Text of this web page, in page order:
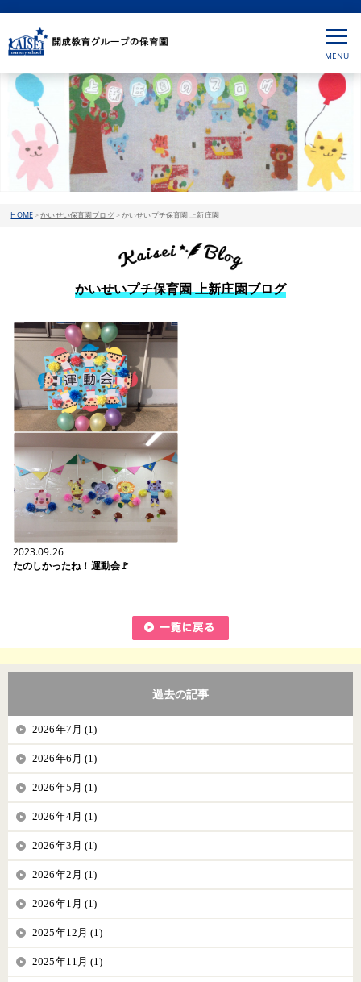
HOME>かいせい保育園ブログ>かいせいプチ保育園 上新庄園
かいせいプチ保育園 上新庄園ブログ
2023.09.26
たのしかったね！運動会🚩
過去の記事
2026年7月 (1)
2026年6月 (1)
2026年5月 (1)
2026年4月 (1)
2026年3月 (1)
2026年2月 (1)
2026年1月 (1)
2025年12月 (1)
2025年11月 (1)